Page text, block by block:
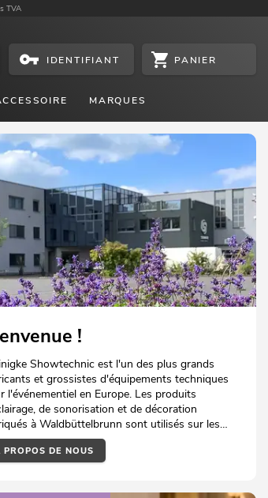
TVA
IDENTIFIANT PANIER
MARQUES
équipement complet dans la
des compacts
S200 d'EUROLITE offre un équipement
un format compact
MAINTENANT
!
Showtechnic est l'un des plus grands
et grossistes d'équipements techniques
l'événementiel en Europe. Les produits
de sonorisation et de décoration
à Waldbüttelbrunn sont utilisés sur les
dans les clubs et les théâtres du monde
PROPOS DE NOUS